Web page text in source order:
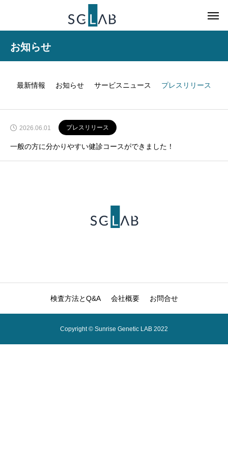
お知らせ
最新情報 お知らせ サービスニュース プレスリリース
2026.06.01 プレスリリース
一般の方に分かりやすい健診コースができました！
検査方法とQ&A 会社概要 お問合せ
Copyright © Sunrise Genetic LAB 2022